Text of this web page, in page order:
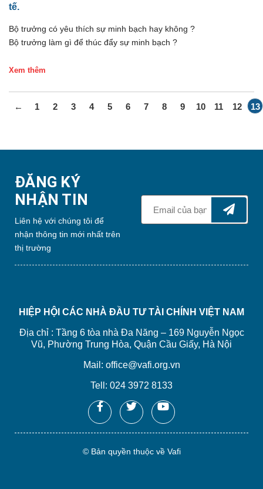
tế.
Bộ trưởng có yêu thích sự minh bạch hay không ?
Bộ trưởng làm gì để thúc đẩy sự minh bạch ?
Xem thêm
← 1 2 3 4 5 6 7 8 9 10 11 12 13
ĐĂNG KÝ
NHẬN TIN
Liên hệ với chúng tôi để
nhận thông tin mới nhất trên
thị trường
HIỆP HỘI CÁC NHÀ ĐẦU TƯ TÀI CHÍNH VIỆT NAM
Địa chỉ : Tầng 6 tòa nhà Đa Năng – 169 Nguyễn Ngọc
Vũ, Phường Trung Hòa, Quận Cầu Giấy, Hà Nội
Mail: office@vafi.org.vn
Tell: 024 3972 8133
© Bản quyền thuộc về Vafi